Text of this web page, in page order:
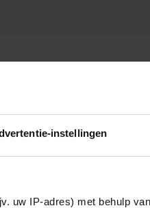
instellingen
uw IP-adres) met behulp